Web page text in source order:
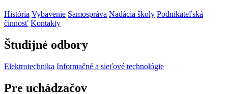
História Vybavenie Samospráva Nadácia školy Podnikateľská
činnosť Kontakty
Študijné odbory
Elektrotechnika Informačné a sieťové technológie
Pre uchádzačov